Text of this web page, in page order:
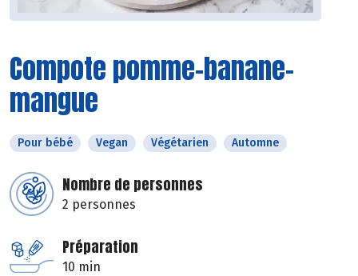
Compote pomme-banane-
mangue
Pour bébé Vegan Végétarien Automne
Nombre de personnes
2 personnes
Préparation
10 min